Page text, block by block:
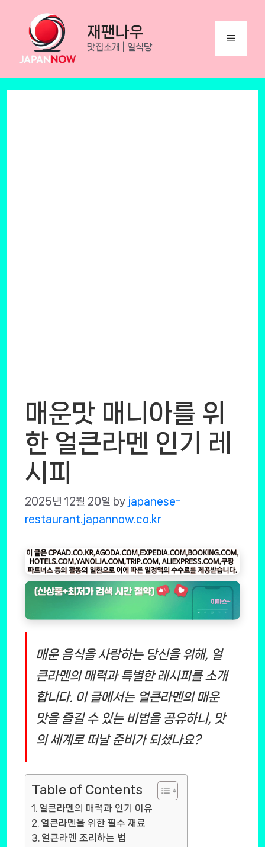
content
재팬나우
맛집소개 | 일식당
Menu
매운맛 매니아를 위
한 얼큰라멘 인기 레
시피
2025년 12월 20일 by japanese-
restaurant.japannow.co.kr
매운 음식을 사랑하는 당신을 위해, 얼
큰라멘의 매력과 특별한 레시피를 소개
합니다. 이 글에서는 얼큰라멘의 매운
맛을 즐길 수 있는 비법을 공유하니, 맛
의 세계로 떠날 준비가 되셨나요?
Table of Contents
얼큰라멘의 매력과 인기 이유
얼큰라멘을 위한 필수 재료
얼큰라멘 조리하는 법